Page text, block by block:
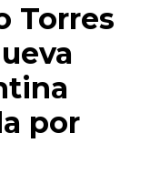
Torres
por